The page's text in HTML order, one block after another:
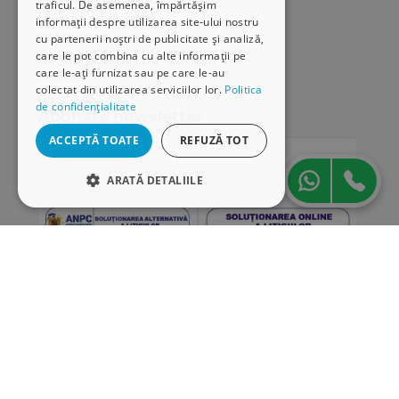
traficul. De asemenea, împărtășim
informații despre utilizarea site-ului nostru
cu partenerii noștri de publicitate și analiză,
care le pot combina cu alte informații pe
care le-ați furnizat sau pe care le-au
colectat din utilizarea serviciilor lor. Politica
de confidențialitate
ACCEPTĂ TOATE REFUZĂ TOT
ARATĂ DETALIILE
STRICT NECESARE
Livrarea produselor
SEAP/SICAP
Hartă site
Cariere
Abonare newsletter